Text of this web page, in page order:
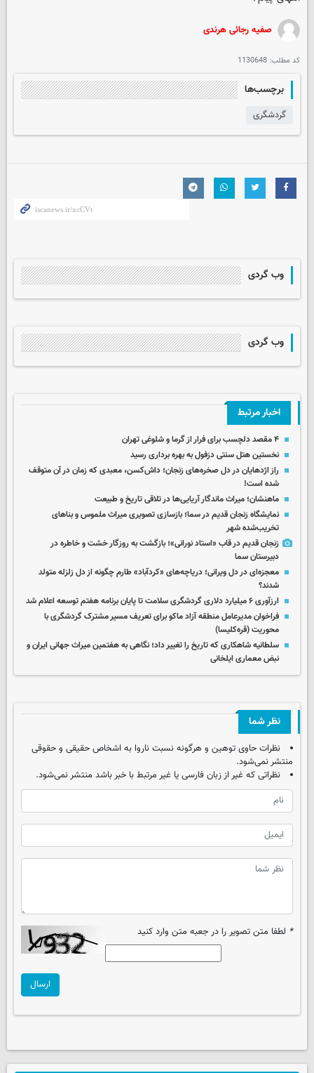
صفیه رجائی هرندی
کد مطلب: 1130648
برچسب‌ها
گردشگری
وب گردی
وب گردی
اخبار مرتبط
۴ مقصد دلچسب برای فرار از گرما و شلوغی تهران
نخستین هتل سنتی دزفول به بهره برداری رسید
راز اژدهایان در دل صخره‌های زنجان؛ داش‌کسن، معبدی که زمان در آن متوقف
شده است!
ماهنشان؛ میراث ماندگار آریایی‌ها در تلاقی تاریخ و طبیعت
نمایشگاه زنجان قدیم در سما؛ بازسازی تصویری میراث ملموس و بناهای
تخریب‌شده شهر
زنجان قدیم در قاب «استاد نورانی»؛ بازگشت به روزگار خشت و خاطره در
دبیرستان سما
معجزه‌ای در دل ویرانی؛ دریاچه‌های «کردآباد» طارم چگونه از دل زلزله متولد
شدند؟
ارزآوری ۶ میلیارد دلاری گردشگری سلامت تا پایان برنامه هفتم توسعه اعلام شد
فراخوان مدیرعامل منطقه آزاد ماکو برای تعریف مسیر مشترک گردشگری با
محوریت (قره‌کلیسا)
سلطانیه شاهکاری که تاریخ را تغییر داد؛ نگاهی به هفتمین میراث جهانی ایران و
نبض معماری ایلخانی
نظر شما
نظرات حاوی توهین و هرگونه نسبت ناروا به اشخاص حقیقی و حقوقی
منتشر نمی‌شود.
نظراتی که غیر از زبان فارسی یا غیر مرتبط با خبر باشد منتشر نمی‌شود.
* لطفا متن تصویر را در جعبه متن وارد کنید
ارسال